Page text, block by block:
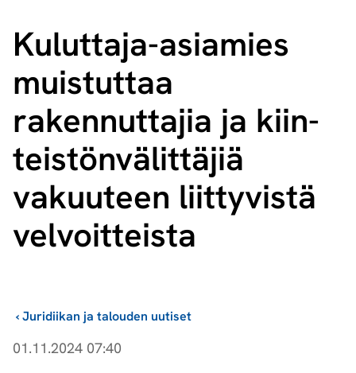
Kuluttaja-asiamies
muistuttaa
rakennuttajia ja kiin­
teis­tön­vä­lit­tä­jiä
vakuuteen liittyvistä
velvoitteista
Juridiikan ja talouden uutiset
›
01.11.2024 07:40